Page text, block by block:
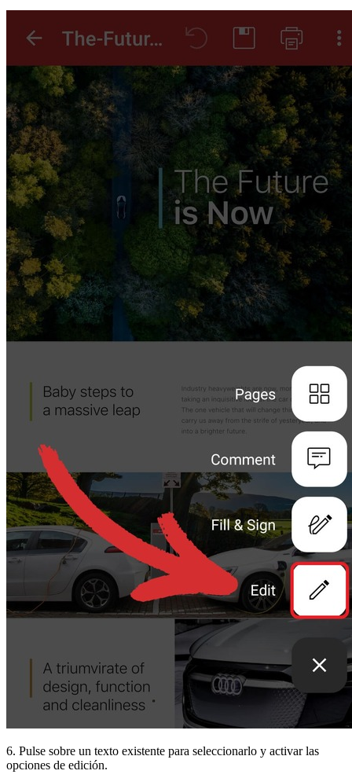
6. Pulse sobre un texto existente para seleccionarlo y activar las
opciones de edición.